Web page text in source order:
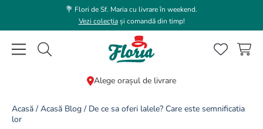
💐 Flori de Sf. Maria cu livrare în weekend.
Vezi colecțiași comandă din timp!
Caută flori, plante, cadouri...
Alege orașul de livrare
Acasă / Acasă Blog / De ce sa oferi lalele? Care este semnificatia
lor
CĂUTĂRI POPULARE